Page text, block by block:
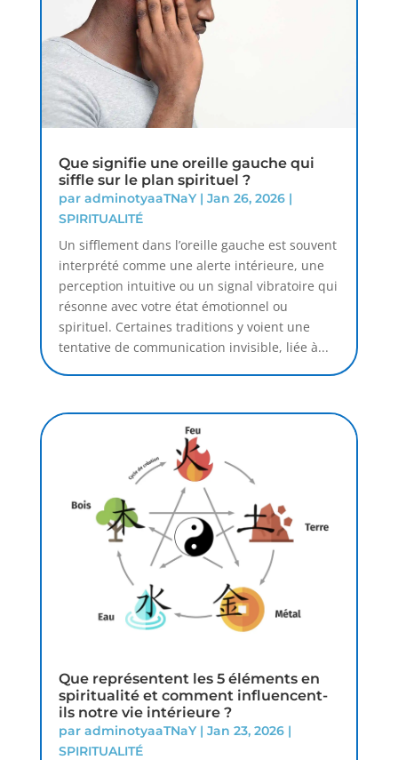
Que signifie une oreille gauche qui
siffle sur le plan spirituel ?
par adminotyaaTNaY| Jan 26, 2026|
SPIRITUALITÉ
Un sifflement dans l’oreille gauche est souvent
interprété comme une alerte intérieure, une
perception intuitive ou un signal vibratoire qui
résonne avec votre état émotionnel ou
spirituel. Certaines traditions y voient une
tentative de communication invisible, liée à...
Que représentent les 5 éléments en
spiritualité et comment influencent-
ils notre vie intérieure ?
par adminotyaaTNaY| Jan 23, 2026|
SPIRITUALITÉ